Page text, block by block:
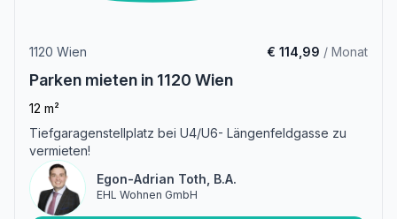
1120 Wien € 114,99 / Monat
Parken mieten in 1120 Wien
12 m²
Tiefgaragenstellplatz bei U4/U6- Längenfeldgasse zu
vermieten!
Egon-Adrian Toth, B.A.
EHL Wohnen GmbH